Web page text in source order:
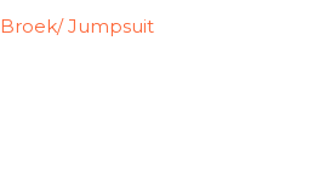
Broek/ Jumpsuit